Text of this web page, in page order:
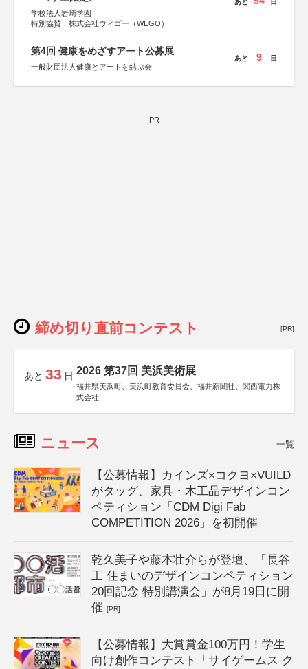
学校法人岩崎学園
特別協賛：株式会社ウィゴー（WEGO）
あと 日
第4回 健康をめざすアート公募展
一般財団法人健康とアートを結ぶ会
あと 9 日
PR
締め切り直前コンテスト [PR]
あと 33 日 2026 第37回 美浜美術展
福井県美浜町、美浜町教育委員会、福井新聞社、関西電力株
式会社
ニュース 一覧
【公募情報】カインズ×コクヨ×VUILD
がタッグ、家具・木工品デザインコン
ペティション「CDM Digi Fab
COMPETITION 2026」を初開催
乾久美子や藤本壮介らが登壇、「長谷
工 住まいのデザインコンペティション
20回記念 特別講演会」が8月19日に開
催[PR]
【公募情報】大賞賞金100万円！学生
向け創作コンテスト「サイゲームス ク